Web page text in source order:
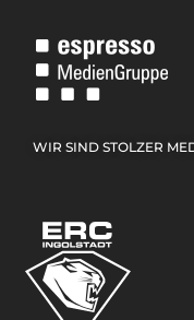
WIR SIND STOLZER